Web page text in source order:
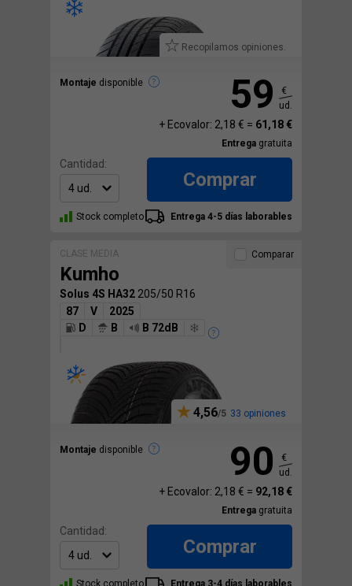
Recopilamos opiniones.
Montaje disponible 59
€
ud.
+ Ecovalor: 2,18 € = 61,18 €
Entrega gratuita
Cantidad:
Comprar
Stock completo Entrega 4-5 días laborables
CLASE MEDIA
Kumho
Solus 4S HA32 205/50 R16
87
V
2025
D
B B 72dB
4,56 33 opiniones
Montaje disponible
Comparar
90
€
ud.
+ Ecovalor: 2,18 € = 92,18 €
Entrega gratuita
Cantidad:
Comprar